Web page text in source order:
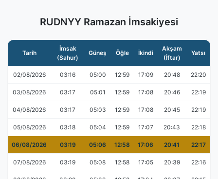
RUDNYY Ramazan İmsakiyesi
Tarih
İmsak
(Sahur)
Güneş Öğle İkindi
Akşam
(İftar)
Yatsı
02/08/2026 03:16 05:00 12:59 17:09 20:48 22:20
03/08/2026 03:17 05:01 12:59 17:08 20:46 22:19
04/08/2026 03:17 05:03 12:59 17:08 20:45 22:19
05/08/2026 03:18 05:04 12:59 17:07 20:43 22:18
06/08/2026 03:19 05:06 12:58 17:06 20:41 22:17
07/08/2026 03:19 05:08 12:58 17:05 20:39 22:16